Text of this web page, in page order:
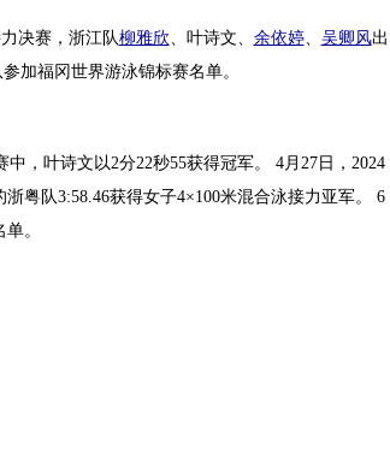
决赛，浙江队柳雅欣、叶诗文、 余依婷、 吴卿风出
加福冈世界游泳锦标赛名单。
，叶诗文以2分22秒55获得冠军。 4月27日，2024
浙粤队3:58.46获得女子4×100米混合泳接力亚军。 6
。